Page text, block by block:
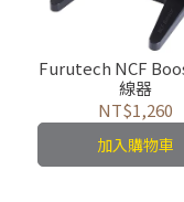
Furutech NCF
線器
NT$1,260
加入購物車